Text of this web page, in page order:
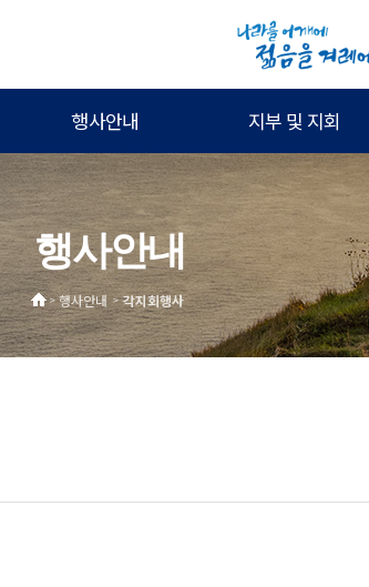
행사안내 지부 및 지회
행사안내
> 행사안내 >각지회행사